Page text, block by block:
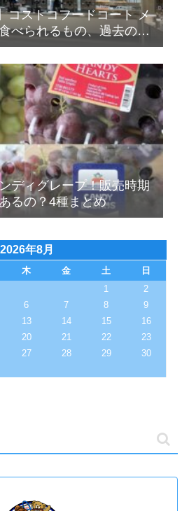
コストコフードコート メ
べられるもの、過去の人
きで徹底解説！
ディグレープ！販売時期
るの？4種まとめ
2026年8月
木 金 土
日
1
2
6 7 8
9
13 14 15
16
20 21 22
23
27 28 29
30